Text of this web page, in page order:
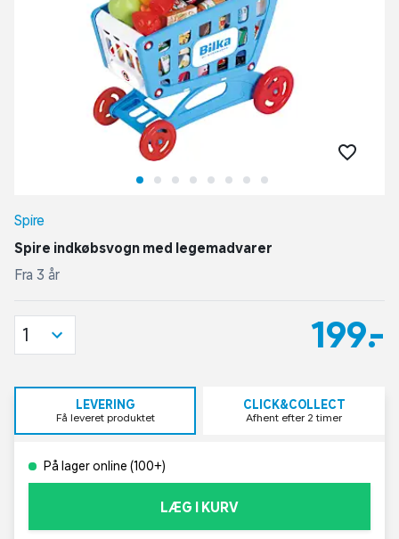
Spire
Spire indkøbsvogn med legemadvarer
Fra 3 år
199,-
1
LEVERING
Få leveret produktet
CLICK&COLLECT
Afhent efter 2 timer
På lager online (100+)
LÆG I KURV